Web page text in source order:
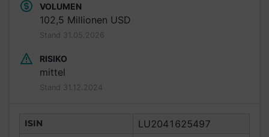
VOLUMEN
102,5 Millionen USD
Stand 31.05.2026
RISIKO
mittel
Stand 31.12.2024
ISIN LU2041625497